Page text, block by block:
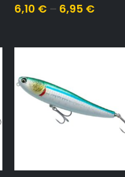
6,10 € – 6,95 €